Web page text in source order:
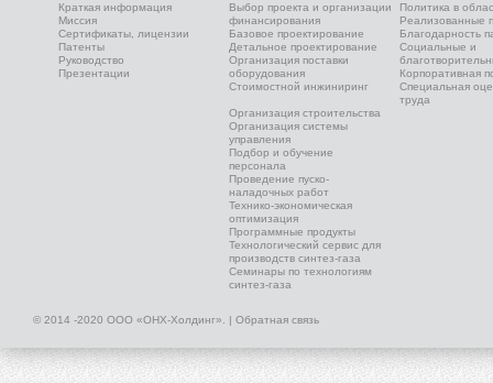
Краткая информация
Миссия
Сертификаты, лицензии
Патенты
Руководство
Презентации
Выбор проекта и организации
финансирования
Базовое проектирование
Детальное проектирование
Организация поставки
оборудования
Стоимостной инжиниринг
Организация строительства
Организация системы
управления
Подбор и обучение
персонала
Проведение пуско-
наладочных работ
Технико-экономическая
оптимизация
Программные продукты
Технологический сервис для
производств синтез-газа
Семинары по технологиям
синтез-газа
Политика в
Реализованные
Благодарность
Социальные и
Корпоративная
Специальная
труда
© 2014 -2020 ООО «ОНХ-Холдинг». | Обратная связь